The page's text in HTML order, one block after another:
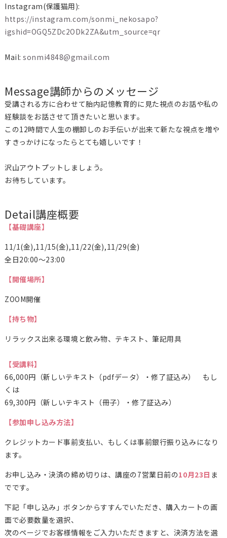
Instagram(保護猫用):
https://instagram.com/sonmi_nekosapo?
igshid=OGQ5ZDc2ODk2ZA&utm_source=qr
Mail:sonmi4848@gmail.com
Message講師からのメッセージ
受講される方に合わせて胎内記憶教育的に見た視点のお話や私の
経験談をお話させて頂きたいと思います。
この12時間で人生の棚卸しのお手伝いが出来て新たな視点を増や
すきっかけになったらとても嬉しいです！
沢山アウトプットしましょう。
お待ちしています。
Detail講座概要
【基礎講座】
11/1(金),11/15(金),11/22(金),11/29(金)
全日20:00～23:00
【開催場所】
ZOOM開催
【持ち物】
リラックス出来る環境と飲み物、テキスト、筆記用具
【受講料】
66,000円（新しいテキスト（pdfデータ）・修了証込み） もし
くは
69,300円（新しいテキスト（冊子）・修了証込み）
【参加申し込み方法】
クレジットカード事前支払い、もしくは事前銀行振り込みになり
ます。
お申し込み・決済の締め切りは、講座の7営業日前の10月23日 ま
でです。
下記「申し込み」ボタンからすすんでいただき、購入カートの画
面で必要数量を選択、
次のページでお客様情報をご入力いただきますと、決済方法を選